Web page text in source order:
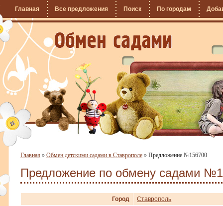
Главная Все предложения Поиск По городам
Главная » Обмен детскими садами в Ставрополе » Предложение №156700
Предложение по обмену садами
Город
Ставрополь